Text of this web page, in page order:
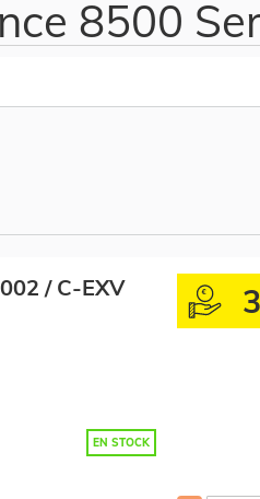
8500
/ C-EXV
EN STOCK